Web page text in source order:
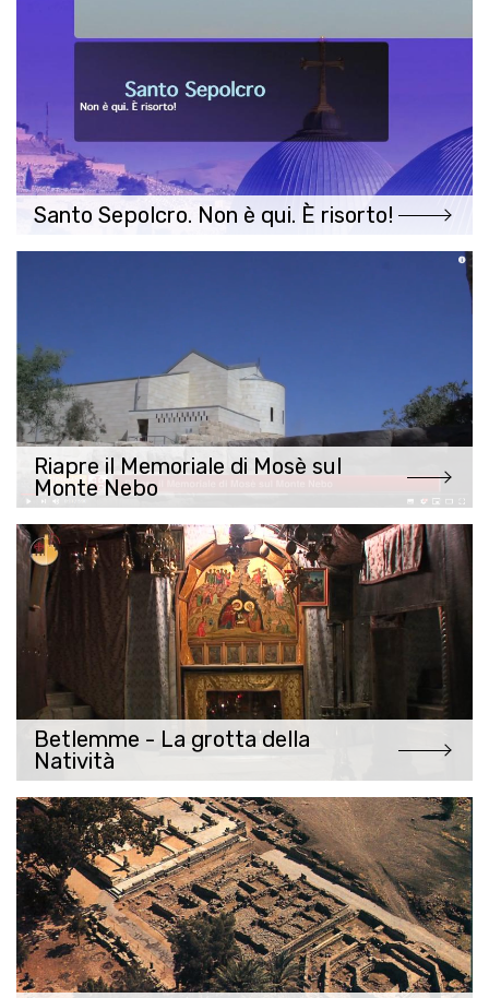
Santo Sepolcro. Non è qui. È risorto!
Riapre il Memoriale di Mosè sul
Monte Nebo
Betlemme - La grotta della
Natività